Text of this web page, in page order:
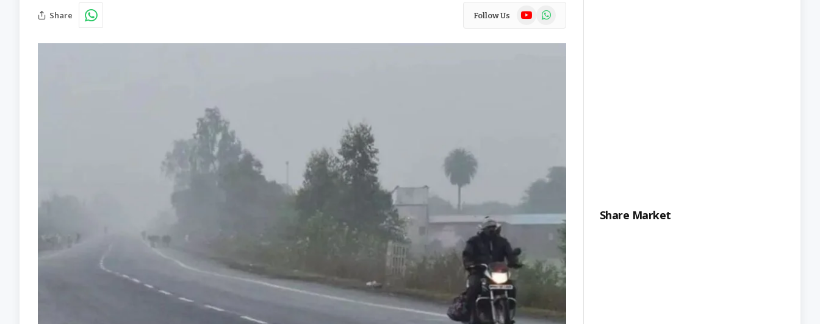
Share Follow Us YouTubeWhatsApp
Share Market